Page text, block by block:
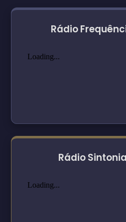
Rádio
Rádio